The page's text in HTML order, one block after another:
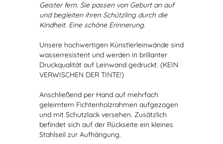
Geister fern. Sie passen von Geburt an auf
und begleiten ihren Schützling durch die
Kindheit. Eine schöne Erinnerung.
Unsere hochwertigen Künstlerleinwände sind
wasserresistent und werden in brillanter
Druckqualität auf Leinwand gedruckt. (KEIN
VERWISCHEN DER TINTE!)
Anschließend per Hand auf mehrfach
geleimtem Fichtenholzrahmen aufgezogen
und mit Schutzlack versehen. Zusätzlich
befindet sich auf der Rückseite ein kleines
Stahlseil zur Aufhängung.